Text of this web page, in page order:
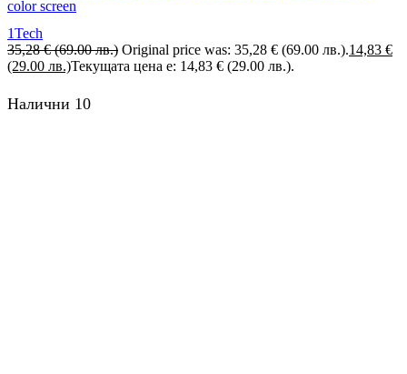
color screen
1Tech
35,28€ (69.00 лв.) Original price was: 35,28 € (69.00 лв.).14,83 €
(29.00 лв.)Текущата цена е: 14,83 € (29.00 лв.).
Налични 10